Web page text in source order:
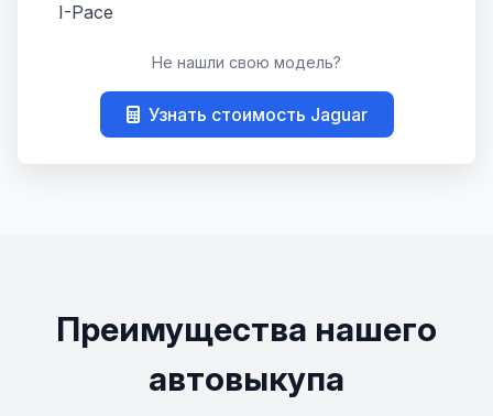
I-Pace
Не нашли свою модель?
Узнать стоимость Jaguar
Преимущества нашего
автовыкупа